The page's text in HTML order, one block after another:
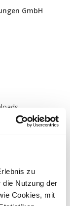
zu
Nutzung der
Cookies, mit
GmbH